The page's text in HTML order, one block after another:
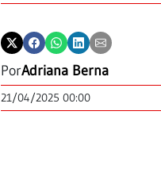
PorAdriana Berna
21/04/2025 00:00